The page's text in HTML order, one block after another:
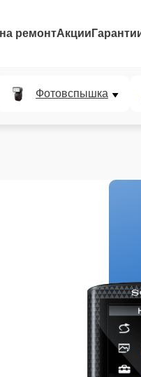
ремонтАкции
Фотовспышка